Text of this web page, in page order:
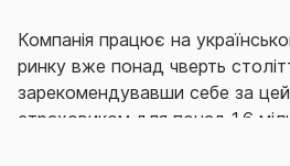
Компанія працює на
ринку вже понад чверть
зарекомендувавши себе за
страховиком для понад 1,6